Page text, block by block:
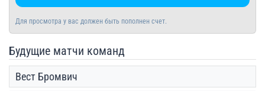
Для просмотра у вас должен быть пополнен счет.
Будущие матчи команд
Вест Бромвич